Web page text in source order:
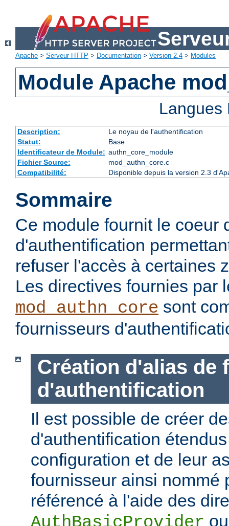
Apache > Serveur HTTP > Documentation > Version 2.4 > Modules
Module Apache
Description:
Le noyau de l'authentification
Statut:
Base
Identificateur de Module: authn_core_module
Fichier Source:
mod_authn_core.c
Compatibilité:
Disponible depuis la version 2.3
Sommaire
Ce module fournit le coeur
d'authentification
refuser l'accès à certaines
Les directives fournies par
mod_authn_core sont
fournisseurs
Création d'alias de
d'authentification
Il est possible de créer
d'authentification
configuration et de leur
fournisseur ainsi nommé
référencé à l'aide des
ou